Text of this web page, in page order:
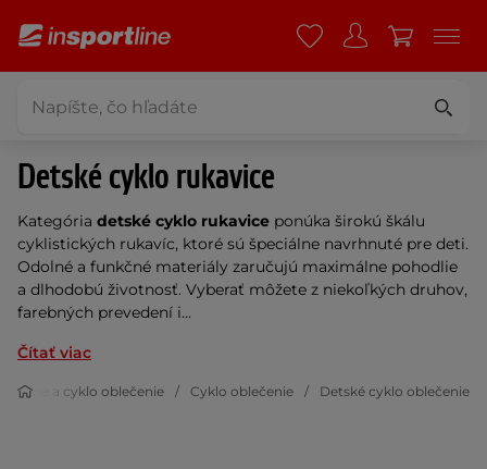
Detské cyklo rukavice
Kategória detské cyklo rukavice ponúka širokú škálu
cyklistických rukavíc, ktoré sú špeciálne navrhnuté pre deti.
Odolné a funkčné materiály zaručujú maximálne pohodlie
a dlhodobú životnosť. Vyberať môžete z niekoľkých druhov,
farebných prevedení i...
Čítať viac
In-line a cyklo oblečenie Cyklo oblečenie Detské cyklo oblečenie